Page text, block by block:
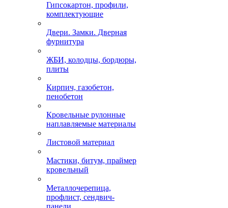
Гипсокартон, профили,
комплектующие
Двери. Замки. Дверная
фурнитура
ЖБИ, колодцы, бордюры,
плиты
Кирпич, газобетон,
пенобетон
Кровельные рулонные
наплавляемые материалы
Листовой материал
Мастики, битум, праймер
кровельный
Металлочерепица,
профлист, сендвич-
панели